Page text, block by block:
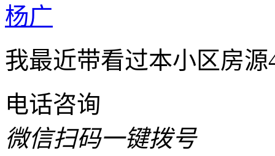
杨广
我最近带看过本小区房
电话咨询
微信扫码一键拨号